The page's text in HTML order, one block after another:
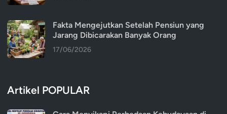
Fakta Mengejutkan Setelah Pensiun yang
Jarang Dibicarakan Banyak Orang
17/06/2026
Artikel POPULAR